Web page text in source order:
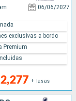
06/06/2027
+Tasas
exclusivas a bordo
Premium